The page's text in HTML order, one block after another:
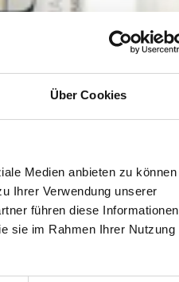
Über Cookies
Medien anbieten zu können
Ihrer Verwendung unserer
führen diese Informationen
sie im Rahmen Ihrer Nutzung